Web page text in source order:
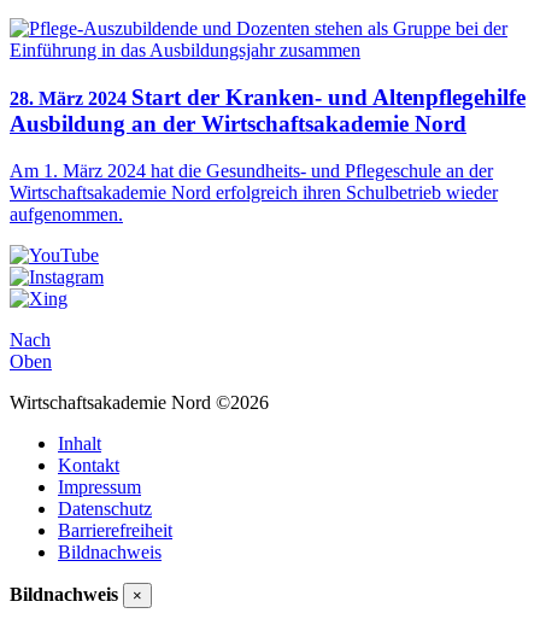
28. März 2024 Start der Kranken- und Altenpflegehilfe
Ausbildung an der Wirtschaftsakademie Nord
Am 1. März 2024 hat die Gesundheits- und Pflegeschule an der
Wirtschaftsakademie Nord erfolgreich ihren Schulbetrieb wieder
aufgenommen.
Nach
Oben
Wirtschaftsakademie Nord ©2026
Inhalt
Kontakt
Impressum
Datenschutz
Barrierefreiheit
Bildnachweis
Bildnachweis ×